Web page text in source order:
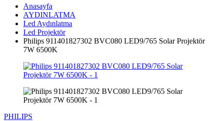
Anasayfa
AYDINLATMA
Led Aydınlatma
Led Projektör
Philips 911401827302 BVC080 LED9/765 Solar Projektör
7W 6500K
PHILIPS